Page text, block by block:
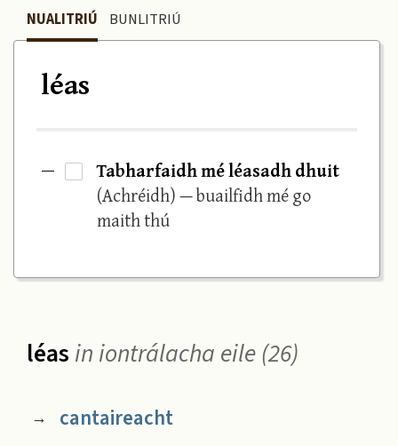
NUALITRIÚ BUNLITRIÚ
léas
—
Tabharfaidh mé léasadh dhuit
(Achréidh) — buailfidh mé go
maith thú
léas in iontrálacha eile (26)
→ cantaireacht